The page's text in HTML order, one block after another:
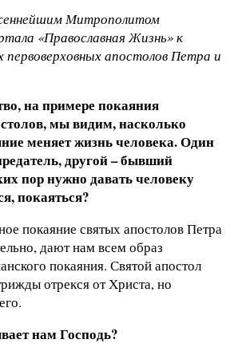
Митрополитом
«Православная Жизнь» к
первоверховных апостолов Петра и
на примере покаяния
мы видим, насколько
меняет жизнь человека. Один
другой – бывший
пор нужно давать человеку
покаяться?
покаяние святых апостолов Петра
дают нам всем образ
покаяния. Святой апостол
отрекся от Христа, но
нам Господь?